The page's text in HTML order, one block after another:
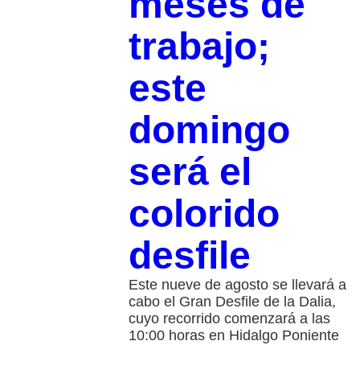
trabajo;
este
domingo
será el
colorido
desfile
Este nueve de agosto se llevará a
cabo el Gran Desfile de la Dalia,
cuyo recorrido comenzará a las
10:00 horas en Hidalgo Poniente